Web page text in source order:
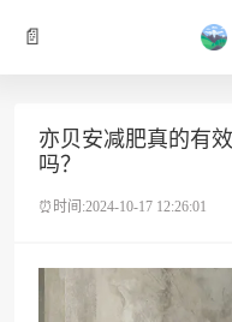
📄
亦贝安减肥真的有
吗？
⏰时间:2024-10-17 12:26:01